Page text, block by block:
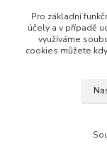
+420 727 880 789
PO - PÁ: 9 - 17
©
Pro základní
účely a v případě
využíváme
cookies můžete